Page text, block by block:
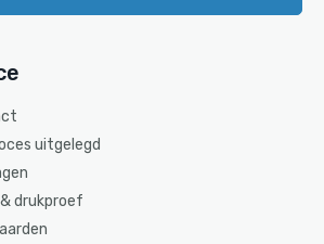
uitgelegd
drukproef